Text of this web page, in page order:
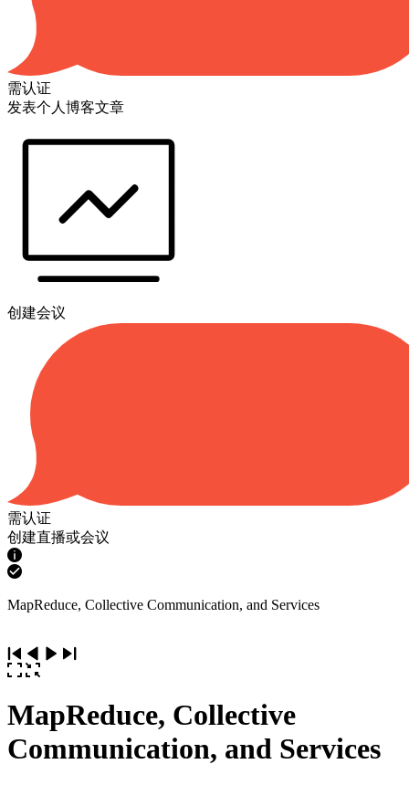
需认证
发表个人博客文章
创建会议
需认证
创建直播或会议
MapReduce, Collective Communication, and Services
MapReduce, Collective
Communication, and Services